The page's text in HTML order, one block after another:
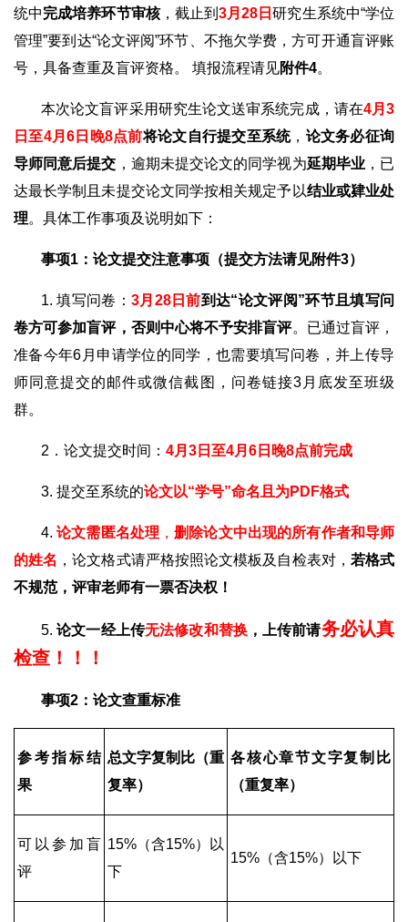
统中完成培养环节审核，截止到3月28日研究生系统中“学位
管理”要到达“论文评阅”环节、不拖欠学费，方可开通盲评账
号，具备查重及盲评资格。 填报流程请见附件4。
本次论文盲评采用研究生论文送审系统完成，请在4月3
日至4月6日晚8点前将论文自行提交至系统， 论文务必征询
导师同意后提交 ，逾期未提交论文的同学视为延期毕业，已
达最长学制且未提交论文同学按相关规定予以结业或肄业处
理。具体工作事项及说明如下：
事项1：论文提交注意事项（提交方法请见附件3）
1. 填写问卷： 3月28日前到达“论文评阅”环节且填写问
卷方可参加盲评，否则中心将不予安排盲评。已通过盲评，
准备今年6月申请学位的同学，也需要填写问卷，并上传导
师同意提交的邮件或微信截图，问卷链接3月底发至班级
群。
2．论文提交时间： 4月3日至4月6日晚8点前完成
3. 提交至系统的论文以“学号”命名且为PDF格式
4.论文需匿名处理 ，删除论文中出现的所有作者和导师
的姓名 ，论文格式请严格按照论文模板及自检表对， 若格式
不规范，评审老师有一票否决权！
5.论文一经上传无法修改和替换，上传前请务必认真
检查！！！
事项2：论文查重标准
参考指标结
果
总文字复制比（重
复率）
各核心章节文字复制比
（重复率）
可以参加盲
评
15%（含15%）以
下
15%（含15%）以下